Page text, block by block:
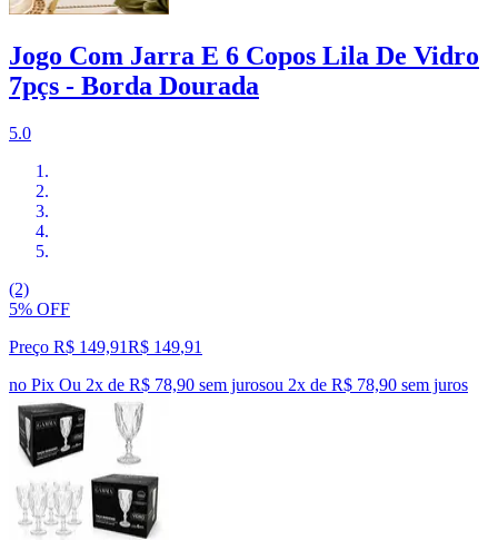
Jogo Com Jarra E 6 Copos Lila De Vidro
7pçs - Borda Dourada
5.0
(2)
5% OFF
Preço R$ 149,91R$ 149,91
no Pix Ou 2x de R$ 78,90 sem jurosou 2x de R$ 78,90 sem juros